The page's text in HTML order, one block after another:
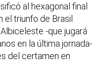
al hexagonal final
el triunfo de Brasil
-que jugará
en la última jornada-
del certamen en